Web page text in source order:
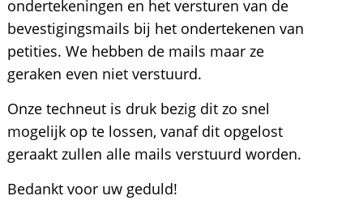
ondertekeningen en het versturen van de
bevestigingsmails bij het ondertekenen van
petities. We hebben de mails maar ze
geraken even niet verstuurd.
Onze techneut is druk bezig dit zo snel
mogelijk op te lossen, vanaf dit opgelost
geraakt zullen alle mails verstuurd worden.
Bedankt voor uw geduld!